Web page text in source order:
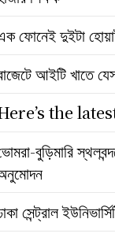
ফোনেই দুইটা
আইটি খাতে
the
বুড়িমারি
সেন্ট্রাল